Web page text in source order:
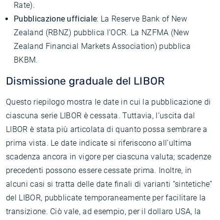
Rate).
Pubblicazione ufficiale: La Reserve Bank of New
Zealand (RBNZ) pubblica l’OCR. La NZFMA (New
Zealand Financial Markets Association) pubblica
BKBM.
Dismissione graduale del LIBOR
Questo riepilogo mostra le date in cui la pubblicazione di
ciascuna serie LIBOR è cessata. Tuttavia, l’uscita dal
LIBOR è stata più articolata di quanto possa sembrare a
prima vista. Le date indicate si riferiscono all’ultima
scadenza ancora in vigore per ciascuna valuta; scadenze
precedenti possono essere cessate prima. Inoltre, in
alcuni casi si tratta delle date finali di varianti “sintetiche”
del LIBOR, pubblicate temporaneamente per facilitare la
transizione. Ciò vale, ad esempio, per il dollaro USA, la